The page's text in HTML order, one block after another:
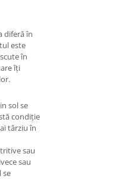
diferă în
este
în
îți
sol se
condiție
târziu în
sau
sau
se